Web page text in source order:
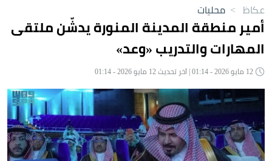
عكاظ > محليات
أمير منطقة المدينة المنورة يدشّن ملتقى
المهارات والتدريب «وعد»